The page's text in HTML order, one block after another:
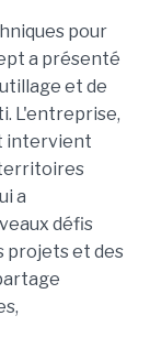
pour
a présenté
et de
L'entreprise,
intervient
territoires
a
défis
projets et des